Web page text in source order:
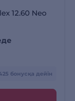
12.60 Neo
бонусқа дейін